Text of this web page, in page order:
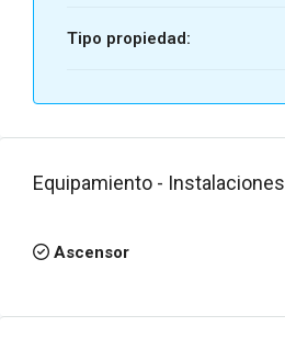
Tipo propiedad:
Equipamiento - Instalaciones
Ascensor